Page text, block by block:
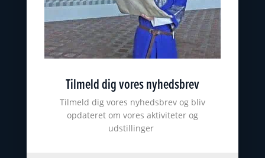
nyborgslot@ostfynsmuseer.dk
+45 65 31 02 07
Slotsgade 34
CVR: 18101513
ØSTFYNS MUSEER
Johannes Larsen Museet
Tilmeld dig vores nyhedsbrev
Tilmeld dig vores nyhedsbrev og bliv
opdateret om vores aktiviteter og
udstillinger